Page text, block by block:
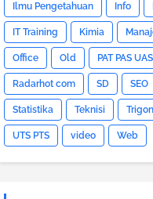
Ilmu Pengetahuan Info
IT Training Kimia
Office Old PAT PAS UAS
Radarhot com SD SEO
Statistika Teknisi
UTS PTS video Web